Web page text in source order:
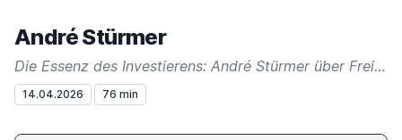
André Stürmer
Die Essenz des Investierens: André Stürmer über Freiheit und Regeneration
14.04.2026 76 min